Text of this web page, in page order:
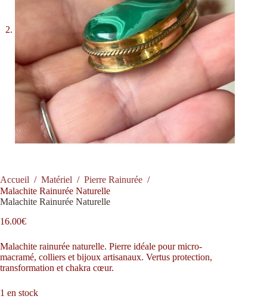
Accueil / Matériel / Pierre Rainurée /
Malachite Rainurée Naturelle
Malachite Rainurée Naturelle
16.00€
Malachite rainurée naturelle. Pierre idéale pour micro-
macramé, colliers et bijoux artisanaux. Vertus protection,
transformation et chakra cœur.
1 en stock